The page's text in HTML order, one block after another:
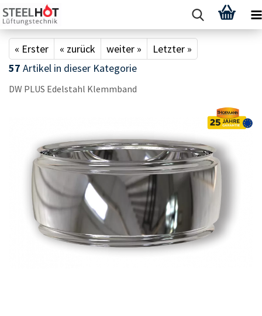
« Erster « zurück weiter »
Letzter »
57 Artikel in dieser Kategorie
DW PLUS Edel­stahl Klemm­band